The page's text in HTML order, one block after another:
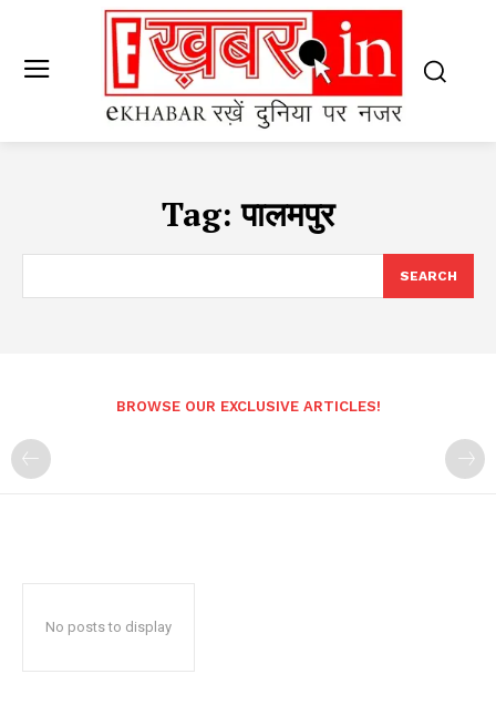
Tag:पालमपुर
SEARCH
BROWSE OUR EXCLUSIVE ARTICLES!
No posts to display